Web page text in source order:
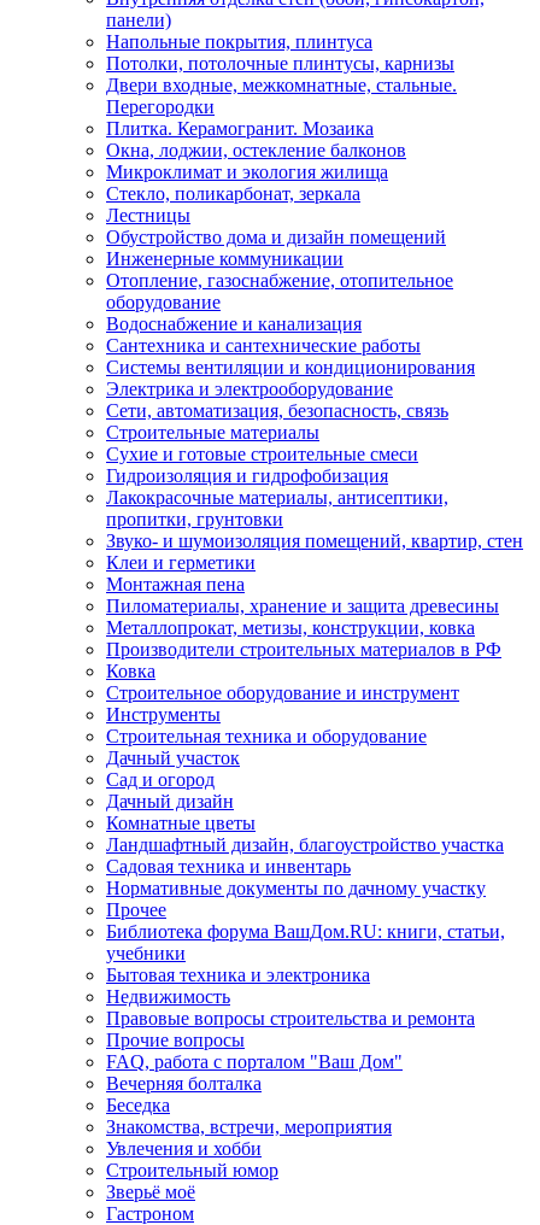
панели)
Напольные покрытия, плинтуса
Потолки, потолочные плинтусы, карнизы
Двери входные, межкомнатные, стальные.
Перегородки
Плитка. Керамогранит. Мозаика
Окна, лоджии, остекление балконов
Микроклимат и экология жилища
Стекло, поликарбонат, зеркала
Лестницы
Обустройство дома и дизайн помещений
Инженерные коммуникации
Отопление, газоснабжение, отопительное
оборудование
Водоснабжение и канализация
Сантехника и сантехнические работы
Системы вентиляции и кондиционирования
Электрика и электрооборудование
Сети, автоматизация, безопасность, связь
Строительные материалы
Сухие и готовые строительные смеси
Гидроизоляция и гидрофобизация
Лакокрасочные материалы, антисептики,
пропитки, грунтовки
Звуко- и шумоизоляция помещений, квартир, стен
Клеи и герметики
Монтажная пена
Пиломатериалы, хранение и защита древесины
Металлопрокат, метизы, конструкции, ковка
Производители строительных материалов в РФ
Ковка
Строительное оборудование и инструмент
Инструменты
Строительная техника и оборудование
Дачный участок
Сад и огород
Дачный дизайн
Комнатные цветы
Ландшафтный дизайн, благоустройство участка
Садовая техника и инвентарь
Нормативные документы по дачному участку
Прочее
Библиотека форума ВашДом.RU: книги, статьи,
учебники
Бытовая техника и электроника
Недвижимость
Правовые вопросы строительства и ремонта
Прочие вопросы
FAQ, работа с порталом "Ваш Дом"
Вечерняя болталка
Беседка
Знакомства, встречи, мероприятия
Увлечения и хобби
Строительный юмор
Зверьё моё
Гастроном